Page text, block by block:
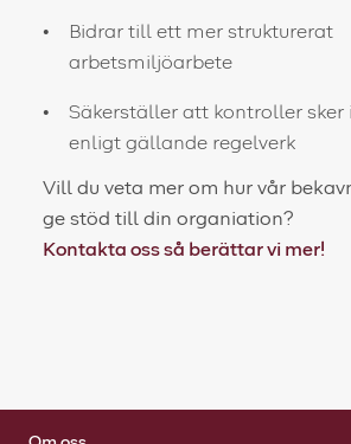
Bidrar till ett mer strukturerat
arbetsmiljöarbete
Säkerställer att kontroller sker
enligt gällande regelverk
Vill du veta mer om hur vår
ge stöd till din organiation?
Kontakta oss så berättar vi mer!